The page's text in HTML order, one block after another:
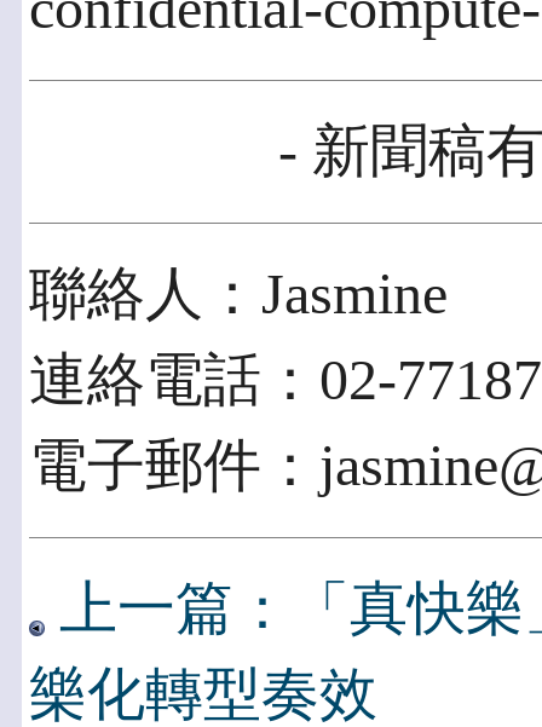
- 新聞稿
聯絡人：Jasmine
連絡電話：02-
電子郵件：
上一篇：「真快
樂化轉型奏效